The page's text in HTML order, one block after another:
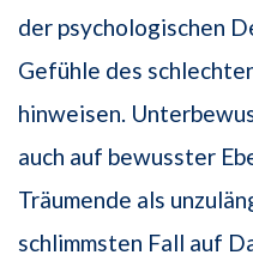
der psychologischen
Gefühle des
hinweisen.
auch auf bewusster
Träumende als
schlimmsten Fall auf